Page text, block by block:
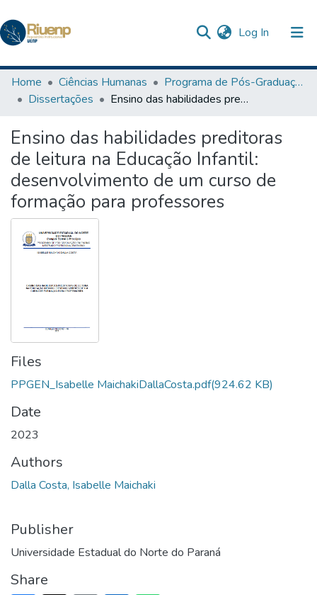
Log In (current)
Communities & Collections
Browse DSpace
Statistics
Home Ciências Humanas
Programa de Pós-Graduação em Ensino
Dissertações
Ensino das habilidades preditoras de leitura na Educação Infantil: desenvolvimento de um curso de formação para professores
Ensino das habilidades preditoras
de leitura na Educação Infantil:
desenvolvimento de um curso de
formação para professores
Files
PPGEN_Isabelle MaichakiDallaCosta.pdf(924.62 KB)
Date
2023
Authors
Dalla Costa, Isabelle Maichaki
Publisher
Universidade Estadual do Norte do Paraná
Share